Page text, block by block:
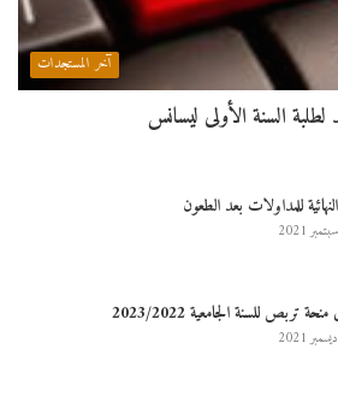
آخر المستجدات
السنة الأولى ليسانس
النهائية للمداولات بعد الطعون
تربص للسنة الجامعية 2023/2022